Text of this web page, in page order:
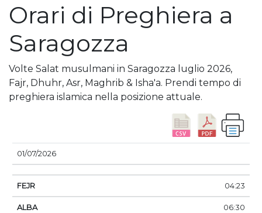
Orari di Preghiera a
Saragozza
Volte Salat musulmani in Saragozza luglio 2026,
Fajr, Dhuhr, Asr, Maghrib & Isha'a. Prendi tempo di
preghiera islamica nella posizione attuale.
DATA
01/07/2026
04:23
06:30